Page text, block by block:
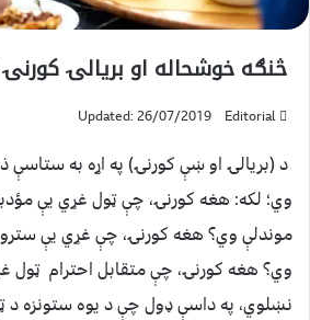
څنګه خوشحاله او بريالۍ کورنۍ
Editorial
Updated: 26/07/2019
د (بريالۍ او ښې کورنۍ) په اړه به ستاسې
وي؛ لکه: هغه کورنۍ، چې ټول غړي یې
موندلې وي؟ هغه کورنۍ، چې غړي یې سترو
وي؟ هغه کورنۍ، چې متقابل احترام ټول
نښلوي، په داسې ډول چې د یوه ستونزه د